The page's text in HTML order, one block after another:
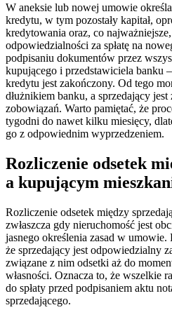
W aneksie lub nowej umowie
kredytu, w tym pozostały kapitał,
kredytowania oraz, co
odpowiedzialności za spłatę na
podpisaniu dokumentów przez
kupującego i przedstawiciela banku
kredytu jest zakończony. Od tego
dłużnikiem banku, a sprzedający
zobowiązań. Warto pamiętać, że
tygodni do nawet kilku miesięcy,
go z odpowiednim wyprzedzeniem.
Rozliczenie odsetek
a kupującym
Rozliczenie odsetek między
zwłaszcza gdy nieruchomość jest
jasnego określenia zasad w umowie.
że sprzedający jest odpowiedzialny
związane z nim odsetki aż do
własności. Oznacza to, że wszelkie
do spłaty przed podpisaniem aktu
sprzedającego.